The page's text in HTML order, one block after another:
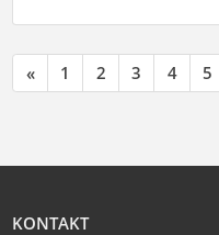
« 1 2 3 4 5
KONTAKT